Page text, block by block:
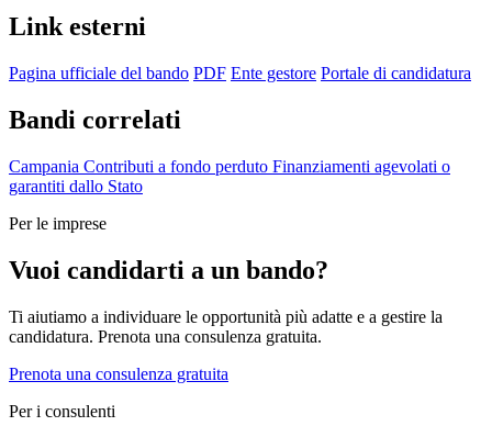
Link esterni
Pagina ufficiale del bando PDF Ente gestore Portale di candidatura
Bandi correlati
Campania Contributi a fondo perduto Finanziamenti agevolati o
garantiti dallo Stato
Per le imprese
Vuoi candidarti a un bando?
Ti aiutiamo a individuare le opportunità più adatte e a gestire la
candidatura. Prenota una consulenza gratuita.
Prenota una consulenza gratuita
Per i consulenti